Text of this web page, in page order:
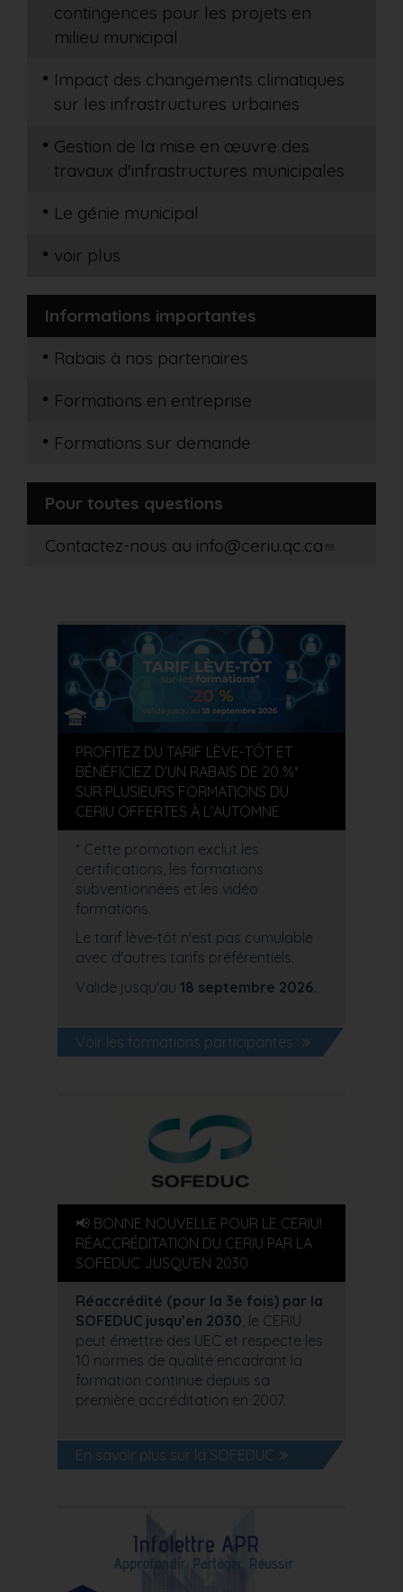
contingences pour les projets en
milieu municipal
Impact des changements climatiques
sur les infrastructures urbaines
Gestion de la mise en œuvre des
travaux d'infrastructures municipales
Le génie municipal
voir plus
Informations importantes
Rabais à nos partenaires
Formations en entreprise
Formations sur demande
Pour toutes questions
Contactez-nous au info@ceriu.qc.ca
PROFITEZ DU TARIF LÈVE-TÔT ET
BÉNÉFICIEZ D’UN RABAIS DE 20 %*
SUR PLUSIEURS FORMATIONS DU
CERIU OFFERTES À L’AUTOMNE
* Cette promotion exclut les
certifications, les formations
subventionnées et les vidéo
formations.
Le tarif lève-tôt n'est pas cumulable
avec d'autres tarifs préférentiels.
Valide jusqu'au 18 septembre 2026.
Voir les formations participantes
📢 BONNE NOUVELLE POUR LE CERIU!
RÉACCRÉDITATION DU CERIU PAR LA
SOFEDUC JUSQU’EN 2030
Réaccrédité (pour la 3e fois) par la
SOFEDUC jusqu’en 2030 , le CERIU
peut émettre des UEC et respecte les
10 normes de qualité encadrant la
formation continue depuis sa
première accréditation en 2007.
En savoir plus sur la SOFEDUC